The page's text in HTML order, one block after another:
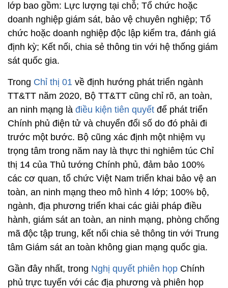
lớp bao gồm: Lực lượng tại chỗ; Tổ chức hoặc
doanh nghiệp giám sát, bảo vệ chuyên nghiệp; Tổ
chức hoặc doanh nghiệp độc lập kiểm tra, đánh giá
định kỳ; Kết nối, chia sẻ thông tin với hệ thống giám
sát quốc gia.
Trong Chỉ thị 01 về định hướng phát triển ngành
TT&TT năm 2020, Bộ TT&TT cũng chỉ rõ, an toàn,
an ninh mạng là điều kiện tiên quyết để phát triển
Chính phủ điện tử và chuyển đổi số do đó phải đi
trước một bước. Bộ cũng xác định một nhiệm vụ
trọng tâm trong năm nay là thực thi nghiêm túc Chỉ
thị 14 của Thủ tướng Chính phủ, đảm bảo 100%
các cơ quan, tổ chức Việt Nam triển khai bảo vệ an
toàn, an ninh mạng theo mô hình 4 lớp; 100% bộ,
ngành, địa phương triển khai các giải pháp điều
hành, giám sát an toàn, an ninh mạng, phòng chống
mã độc tập trung, kết nối chia sẻ thông tin với Trung
tâm Giám sát an toàn không gian mạng quốc gia.
Gần đây nhất, trong Nghị quyết phiên họp Chính
phủ trực tuyến với các địa phương và phiên họp